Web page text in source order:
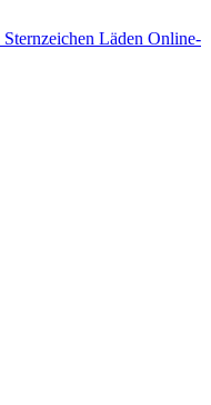
Sternzeichen Läden Online-